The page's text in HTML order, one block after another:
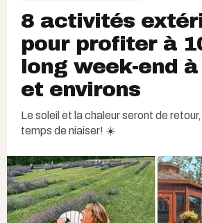
8 activités
pour profiter à
long week-end à
et environs
Le soleil et la chaleur seront de
temps de niaiser! ☀️